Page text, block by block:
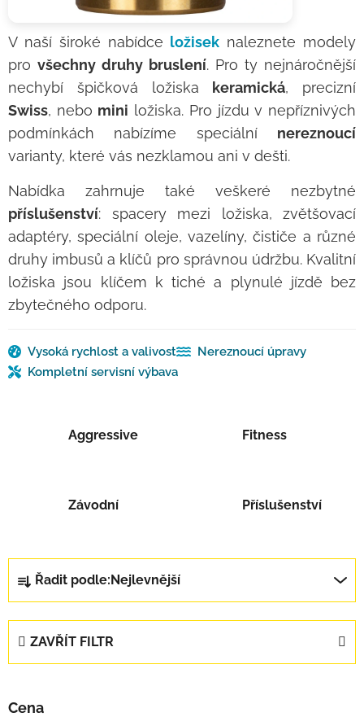
V naší široké nabídce ložisek naleznete modely
pro všechny druhy bruslení. Pro ty nejnáročnější
nechybí špičková ložiska
keramická, precizní
Swiss, nebo mini ložiska. Pro jízdu v nepříznivých
podmínkách nabízíme speciální nereznoucí
varianty, které vás nezklamou ani v dešti.
Nabídka zahrnuje také veškeré nezbytné
příslušenství: spacery mezi ložiska, zvětšovací
adaptéry, speciální oleje, vazelíny, čističe a různé
druhy imbusů a klíčů pro správnou údržbu. Kvalitní
ložiska jsou klíčem k tiché a plynulé jízdě bez
zbytečného odporu.
Vysoká rychlost a valivost
Nereznoucí úpravy
Kompletní servisní výbava
Aggressive Fitness
Závodní Příslušenství
Řazení produktů
Řadit podle:Nejlevnější
ZAVŘÍT FILTR
Cena